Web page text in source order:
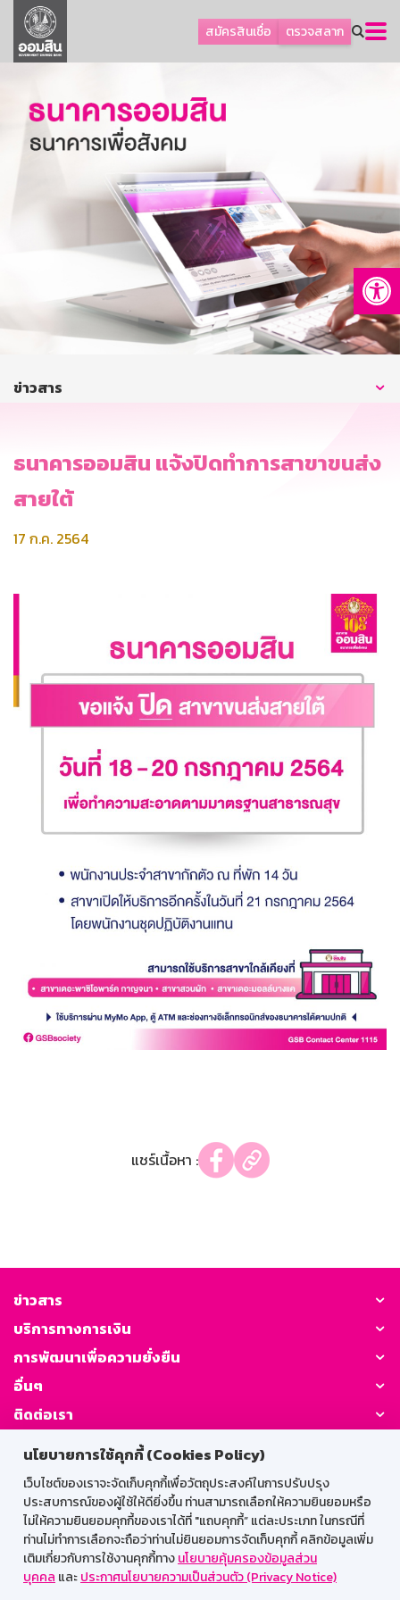
นโยบายการใช้คุกกี้ (Cookies Policy)
เว็บไซต์ของเราจะจัดเก็บคุกกี้เพื่อวัตถุประสงค์ในการปรับปรุง
ประสบการณ์ของผู้ใช้ให้ดียิ่งขึ้น ท่านสามารถเลือกให้ความยินยอมหรือ
ไม่ให้ความยินยอมคุกกี้ของเราได้ที่ "แถบคุกกี้” แต่ละประเภท ในกรณีที่
ท่านไม่ทำการเลือกจะถือว่าท่านไม่ยินยอมการจัดเก็บคุกกี้ คลิกข้อมูลเพิ่ม
เติมเกี่ยวกับการใช้งานคุกกี้ทางนโยบายคุ้มครองข้อมูลส่วน
บุคคล และประกาศนโยบายความเป็นส่วนตัว (Privacy Notice)
สมัครสินเชื่อ ตรวจสลาก
ลูกค้าธุรกิจ
ลูกค้าผู้ประกอบรายย่อย
ออมเพื่อสุข
เกี่ยวกับธนาคาร
การพัฒนาที่ยั่งยืน
บริการทางการเงิน
ติดต่อเรา
บริการออนไลน์
ข่าวสาร
ธนาคารออมสิน แจ้งปิดทำการสาขาขนส่ง
สายใต้
17 ก.ค. 2564
แชร์เนื้อหา :
ข่าวสาร
บริการทางการเงิน
การพัฒนาเพื่อความยั่งยืน
อื่นๆ
ติดต่อเรา
GSB Society:
สำหรับพนักงาน
Web HR
GSB Wisdom
M-Search